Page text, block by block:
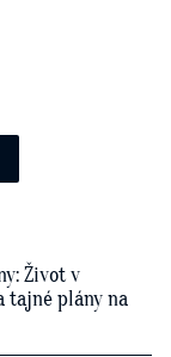
Život v
tajné plány na